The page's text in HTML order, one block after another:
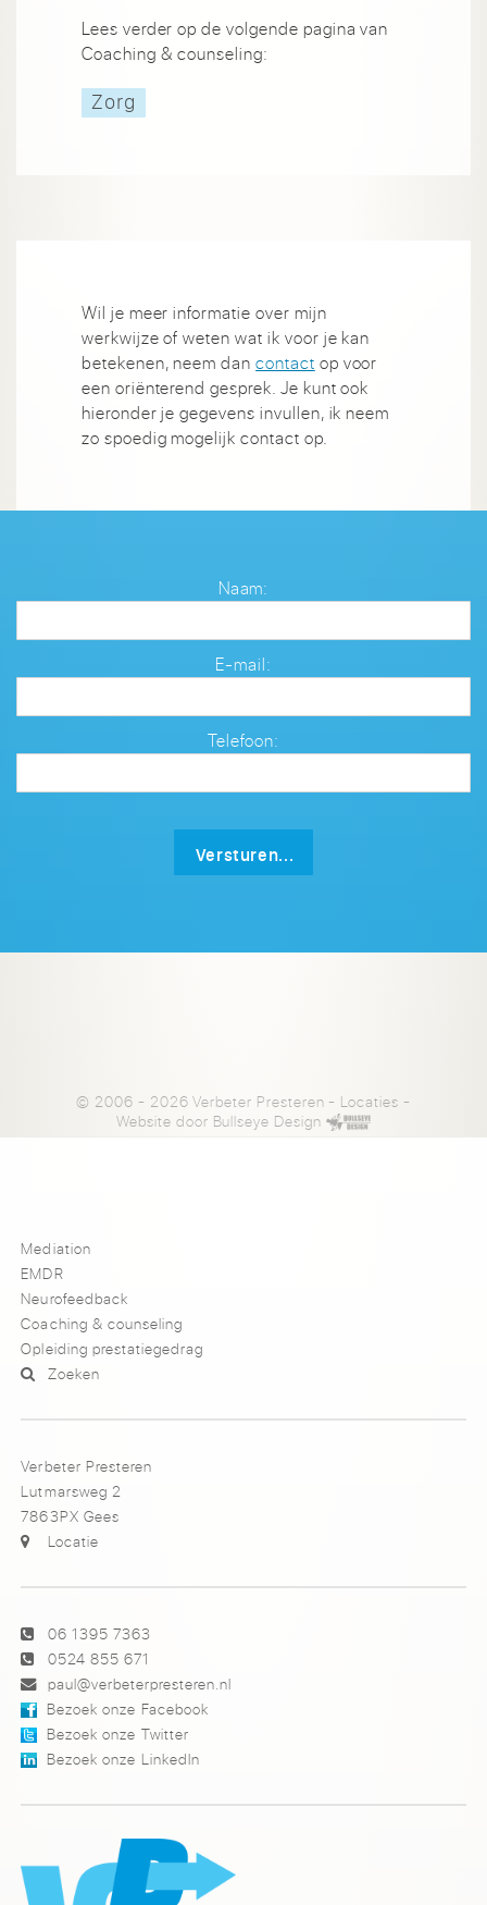
Lees verder op de volgende pagina van
Coaching & counseling:
Zorg
Wil je meer informatie over mijn
werkwijze of weten wat ik voor je kan
betekenen, neem dancontact op voor
een oriënterend gesprek. Je kunt ook
hieronder je gegevens invullen, ik neem
zo spoedig mogelijk contact op.
Naam:
E-mail:
Telefoon:
Versturen...
© 2006 - 2026 Verbeter Presteren - Locaties -
Website door Bullseye Design
Mediation
EMDR
Neurofeedback
Coaching & counseling
Opleiding prestatiegedrag
Zoeken
Verbeter Presteren
Lutmarsweg 2
7863PX Gees
Locatie
06 1395 7363
0524 855 671
paul@verbeterpresteren.nl
Bezoek onze Facebook
Bezoek onze Twitter
Bezoek onze LinkedIn